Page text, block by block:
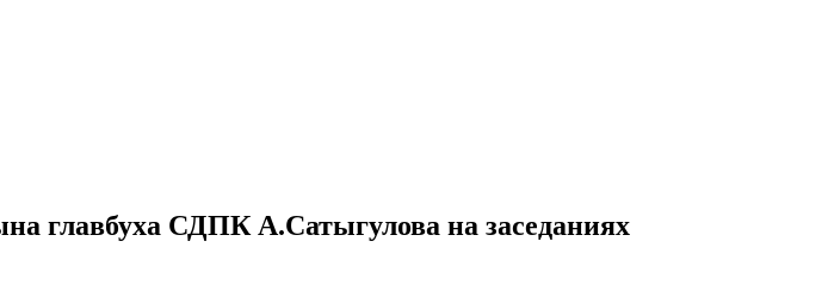
главбуха СДПК А.Сатыгулова на заседаниях